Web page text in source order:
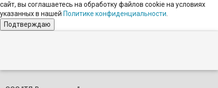
сайт, вы соглашаетесь на обработку файлов сookie на условиях
указанных в нашей Политике конфиденциальности.
Подтверждаю